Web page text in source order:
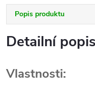
Popis produktu
Detailní
Vlastnosti: